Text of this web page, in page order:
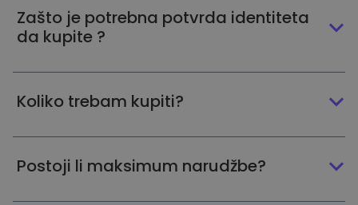
Zašto je potrebna potvrda identiteta
da kupite ?
Koliko trebam kupiti?
Postoji li maksimum narudžbe?